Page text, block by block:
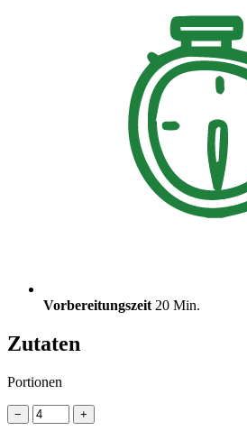
Vorbereitungszeit 20 Min.
Zutaten
Portionen
− +